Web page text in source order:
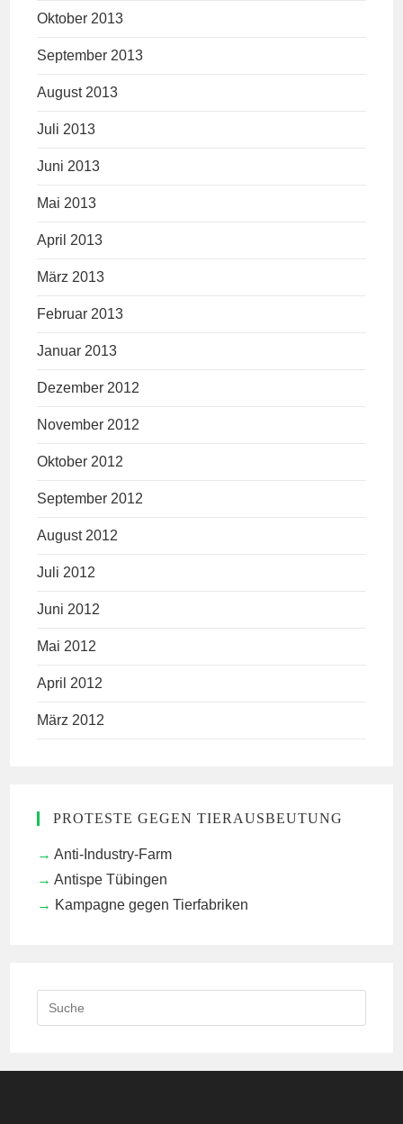
Oktober 2013
September 2013
August 2013
Juli 2013
Juni 2013
Mai 2013
April 2013
März 2013
Februar 2013
Januar 2013
Dezember 2012
November 2012
Oktober 2012
September 2012
August 2012
Juli 2012
Juni 2012
Mai 2012
April 2012
März 2012
PROTESTE GEGEN TIERAUSBEUTUNG
Anti-Industry-Farm
Antispe Tübingen
Kampagne gegen Tierfabriken
Search
this